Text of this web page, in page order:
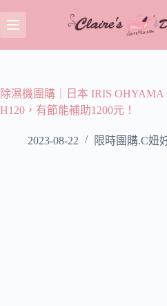
至
主
容
除濕機團購｜日本 IRIS
H120，有節能補助1200元！
2023-08-22 限時團購.C妞